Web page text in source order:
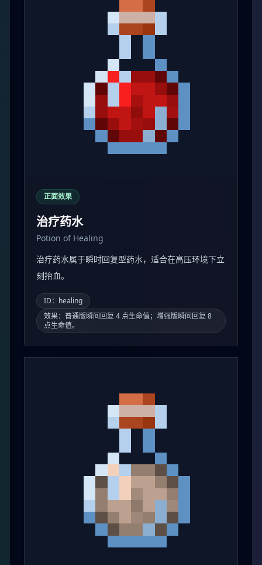
正面效果
治疗药水
Potion of Healing
治疗药水属于瞬时回复型药水，适合在高压环境下立
刻抬血。
ID：healing
效果：普通版瞬间回复 4 点生命值；增强版瞬间回复 8
点生命值。